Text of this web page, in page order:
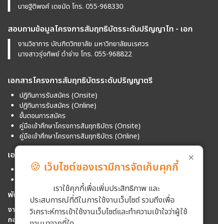
นายฐิติพงศ์ เดชมัด โทร. 055-968330
สอบถามข้อมูลโครงการสัมฤทธิบัตรระดับปริญญาโท - เอก
งานวิชาการ บัณฑิตวิทยาลัย มหาวิทยาลัยนเรศวร
นางสาวรุ่งทิพย์ ดำจ่าง โทร. 055-968822
เอกสารโครงการสัมฤทธิบัตรระดับปริญญาตรี
ปฏิทินการรับสมัคร (Onsite)
ปฏิทินการรับสมัคร (Online)
ขั้นตอนการสมัคร
คู่มือเข้าศึกษาโครงการสัมฤทธิบัตร (Onsite)
คู่มือเข้าศึกษาโครงการสัมฤทธิบัตร (Online)
เอกสารโครงการสัมฤทธิบัตรระดับปริญญาโท - เอก
ปฏิทินการรับสมัคร
พัฒนาระบบโดย
งานส่งเสริมการเรียนรู้และสื่อการสอน
กองบริการเทคโนโลยีสารสนเทศและการสื่อสาร (CITCOMS)
✕
🍪 เว็บไซต์ของเรามีการจัดเก็บคุกกี้
เราใช้คุกกี้เพื่อเพิ่มประสิทธิภาพ และ
ประสบการณ์ที่ดีในการใช้งานเว็บไซต์ รวมถึงเพื่อ
วิเคราะห์การเข้าใช้งานเว็บไซต์และทำความเข้าใจว่าผู้ใช้